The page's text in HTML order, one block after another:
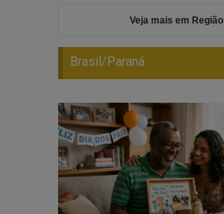
Veja mais em Região
Brasil/Paraná